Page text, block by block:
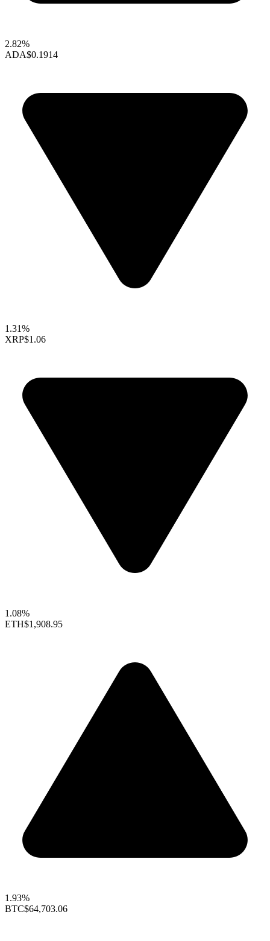
2.82%
ADA$0.1914
1.31%
XRP$1.06
1.08%
ETH$1,908.95
1.93%
BTC$64,703.06